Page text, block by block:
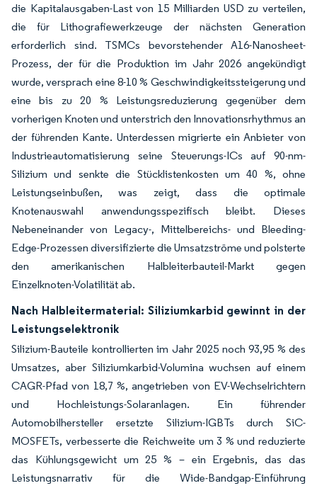
die Kapitalausgaben-Last von 15 Milliarden USD zu verteilen,
die für Lithografiewerkzeuge der nächsten Generation
erforderlich sind. TSMCs bevorstehender A16-Nanosheet-
Prozess, der für die Produktion im Jahr 2026 angekündigt
wurde, versprach eine 8-10 % Geschwindigkeitssteigerung und
eine bis zu 20 % Leistungsreduzierung gegenüber dem
vorherigen Knoten und unterstrich den Innovationsrhythmus an
der führenden Kante. Unterdessen migrierte ein Anbieter von
Industrieautomatisierung seine Steuerungs-ICs auf 90-nm-
Silizium und senkte die Stücklistenkosten um 40 %, ohne
Leistungseinbußen, was zeigt, dass die optimale
Knotenauswahl anwendungsspezifisch bleibt. Dieses
Nebeneinander von Legacy-, Mittelbereichs- und Bleeding-
Edge-Prozessen diversifizierte die Umsatzströme und polsterte
den amerikanischen Halbleiterbauteil-Markt gegen
Einzelknoten-Volatilität ab.
Nach Halbleitermaterial: Siliziumkarbid gewinnt in der
Leistungselektronik
Silizium-Bauteile kontrollierten im Jahr 2025 noch 93,95 % des
Umsatzes, aber Siliziumkarbid-Volumina wuchsen auf einem
CAGR-Pfad von 18,7 %, angetrieben von EV-Wechselrichtern
und Hochleistungs-Solaranlagen. Ein führender
Automobilhersteller ersetzte Silizium-IGBTs durch SiC-
MOSFETs, verbesserte die Reichweite um 3 % und reduzierte
das Kühlungsgewicht um 25 % – ein Ergebnis, das das
Leistungsnarrativ für die Wide-Bandgap-Einführung